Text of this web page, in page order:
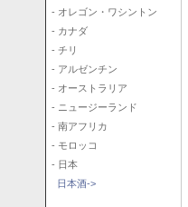
- オレゴン・ワシントン
- カナダ
- チリ
- アルゼンチン
- オーストラリア
- ニュージーランド
- 南アフリカ
- モロッコ
- 日本
日本酒->